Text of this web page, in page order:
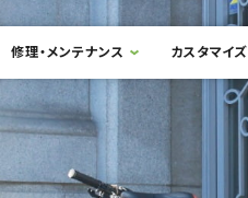
修理・メンテナンス カスタマイズ